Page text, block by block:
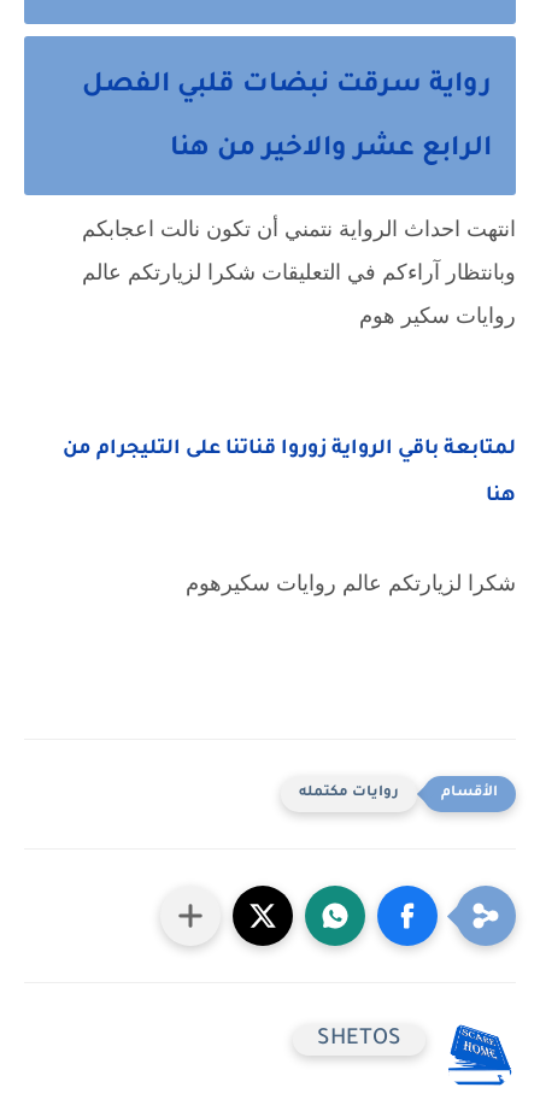
رواية سرقت نبضات قلبي الفصل
الرابع عشر والاخير من هنا
انتهت احداث الرواية نتمني أن تكون نالت اعجابكم
وبانتظار آراءكم في التعليقات شكرا لزيارتكم عالم
روايات سكير هوم
لمتابعة باقي الرواية زوروا قناتنا على التليجرام من
هنا
شكرا لزيارتكم عالم روايات سكيرهوم
روايات مكتمله
SHETOS